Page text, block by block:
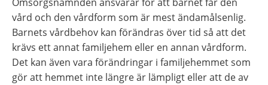
Omsorgsnämnden ansvarar för att barnet får den
vård och den vårdform som är mest ändamålsenlig.
Barnets vårdbehov kan förändras över tid så att det
krävs ett annat familjehem eller en annan vårdform.
Det kan även vara förändringar i familjehemmet som
gör att hemmet inte längre är lämpligt eller att de av